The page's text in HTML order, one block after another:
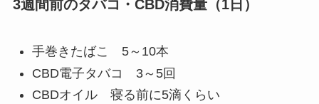
3週間前のタバコ・CBD消費量（1日）
手巻きたばこ 5～10本
CBD電子タバコ 3～5回
CBDオイル 寝る前に5滴くらい